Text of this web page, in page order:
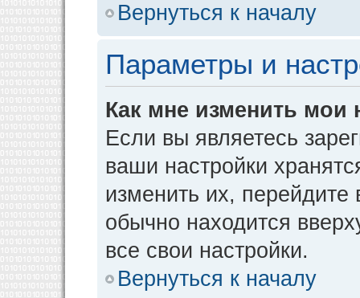
Вернуться к началу
Параметры и
Как мне изменить мои
Если вы являетесь
ваши настройки
изменить их, перейдите
обычно находится
все свои настройки.
Вернуться к началу